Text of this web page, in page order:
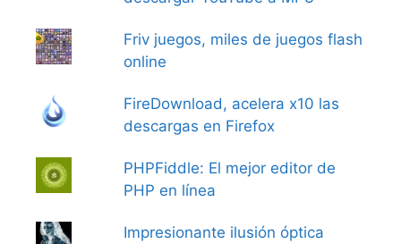
Friv juegos, miles de juegos flash
online
FireDownload, acelera x10 las
descargas en Firefox
PHPFiddle: El mejor editor de
PHP en línea
Impresionante ilusión óptica